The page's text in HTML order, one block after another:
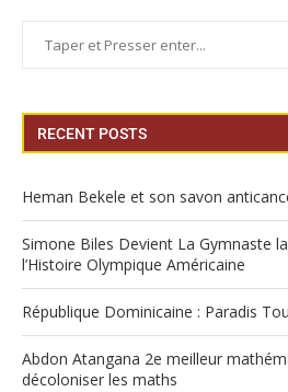
RECENT POSTS
Heman Bekele et son savon
Simone Biles Devient La Gymnaste
l’Histoire Olympique Américaine
République Dominicaine : Paradis
Abdon Atangana 2e meilleur
décoloniser les maths